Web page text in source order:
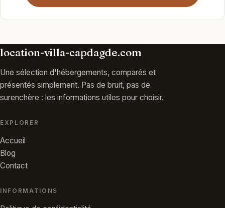
location-villa-capdagde.com
Une sélection d'hébergements, comparés et
présentés simplement. Pas de bruit, pas de
surenchère : les informations utiles pour choisir.
EXPLORER
Accueil
Blog
Contact
INFORMATIONS